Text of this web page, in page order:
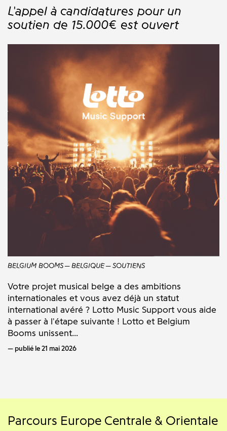
L'appel à candidatures pour un
soutien de 15.000€ est ouvert
BELGIUM BOOMS BELGIQUE SOUTIENS
Votre projet musical belge a des ambitions
internationales et vous avez déjà un statut
international avéré ? Lotto Music Support vous aide
à passer à l'étape suivante ! Lotto et Belgium
Booms unissent...
publié le 21 mai 2026
Parcours Europe Centrale & Orientale